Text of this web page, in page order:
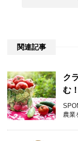
関連記事
ク
む！
農業